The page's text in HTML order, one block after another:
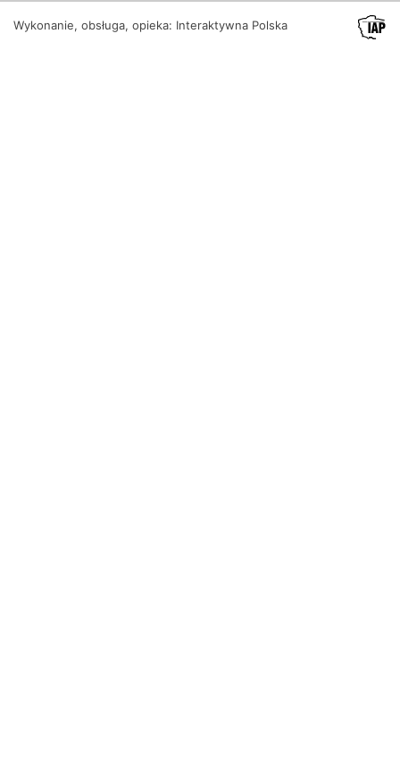
Wykonanie, obsługa, opieka: Interaktywna Polska